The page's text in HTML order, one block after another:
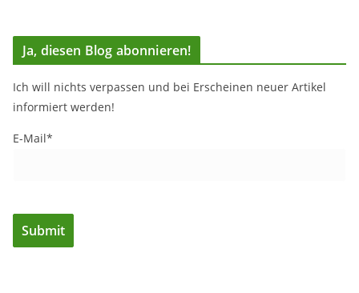
Ja, diesen Blog abonnieren!
Ich will nichts verpassen und bei Erscheinen neuer Artikel
informiert werden!
E-Mail*